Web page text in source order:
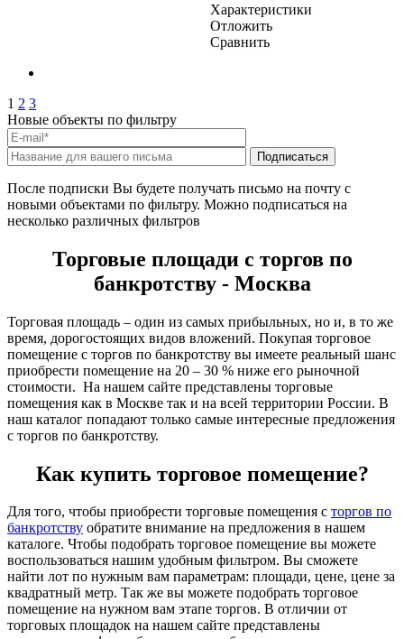
Характеристики
Отложить
Сравнить
1 2 3
Новые объекты по фильтру
После подписки Вы будете получать письмо на почту с
новыми объектами по фильтру. Можно подписаться на
несколько различных фильтров
Торговые площади с торгов по
банкротству - Москва
Торговая площадь – один из самых прибыльных, но и, в то же
время, дорогостоящих видов вложений. Покупая торговое
помещение с торгов по банкротству вы имеете реальный шанс
приобрести помещение на 20 – 30 % ниже его рыночной
стоимости. На нашем сайте представлены торговые
помещения как в Москве так и на всей территории России. В
наш каталог попадают только самые интересные предложения
с торгов по банкротству.
Как купить торговое помещение?
Для того, чтобы приобрести торговые помещения с торгов по
банкротству обратите внимание на предложения в нашем
каталоге. Чтобы подобрать торговое помещение вы можете
воспользоваться нашим удобным фильтром. Вы сможете
найти лот по нужным вам параметрам: площади, цене, цене за
квадратный метр. Так же вы можете подобрать торговое
помещение на нужном вам этапе торгов. В отличии от
торговых площадок на нашем сайте представлены